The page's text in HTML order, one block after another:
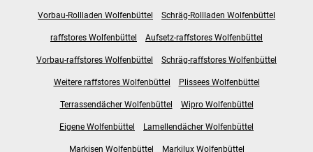
Vorbau-Rollladen Wolfenbüttel Schräg-Rollladen Wolfenbüttel
raffstores Wolfenbüttel Aufsetz-raffstores Wolfenbüttel
Vorbau-raffstores Wolfenbüttel Schräg-raffstores Wolfenbüttel
Weitere raffstores Wolfenbüttel Plissees Wolfenbüttel
Terrassendächer Wolfenbüttel Wipro Wolfenbüttel
Eigene Wolfenbüttel Lamellendächer Wolfenbüttel
Markisen Wolfenbüttel Markilux Wolfenbüttel